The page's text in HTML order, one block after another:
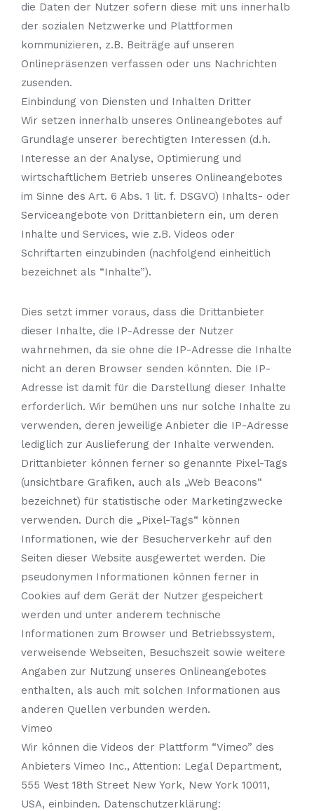
die Daten der Nutzer sofern diese mit uns innerhalb
der sozialen Netzwerke und Plattformen
kommunizieren, z.B. Beiträge auf unseren
Onlinepräsenzen verfassen oder uns Nachrichten
zusenden.
Einbindung von Diensten und Inhalten Dritter
Wir setzen innerhalb unseres Onlineangebotes auf
Grundlage unserer berechtigten Interessen (d.h.
Interesse an der Analyse, Optimierung und
wirtschaftlichem Betrieb unseres Onlineangebotes
im Sinne des Art. 6 Abs. 1 lit. f. DSGVO) Inhalts- oder
Serviceangebote von Drittanbietern ein, um deren
Inhalte und Services, wie z.B. Videos oder
Schriftarten einzubinden (nachfolgend einheitlich
bezeichnet als “Inhalte”).
Dies setzt immer voraus, dass die Drittanbieter
dieser Inhalte, die IP-Adresse der Nutzer
wahrnehmen, da sie ohne die IP-Adresse die Inhalte
nicht an deren Browser senden könnten. Die IP-
Adresse ist damit für die Darstellung dieser Inhalte
erforderlich. Wir bemühen uns nur solche Inhalte zu
verwenden, deren jeweilige Anbieter die IP-Adresse
lediglich zur Auslieferung der Inhalte verwenden.
Drittanbieter können ferner so genannte Pixel-Tags
(unsichtbare Grafiken, auch als „Web Beacons“
bezeichnet) für statistische oder Marketingzwecke
verwenden. Durch die „Pixel-Tags“ können
Informationen, wie der Besucherverkehr auf den
Seiten dieser Website ausgewertet werden. Die
pseudonymen Informationen können ferner in
Cookies auf dem Gerät der Nutzer gespeichert
werden und unter anderem technische
Informationen zum Browser und Betriebssystem,
verweisende Webseiten, Besuchszeit sowie weitere
Angaben zur Nutzung unseres Onlineangebotes
enthalten, als auch mit solchen Informationen aus
anderen Quellen verbunden werden.
Vimeo
Wir können die Videos der Plattform “Vimeo” des
Anbieters Vimeo Inc., Attention: Legal Department,
555 West 18th Street New York, New York 10011,
USA, einbinden. Datenschutzerklärung: